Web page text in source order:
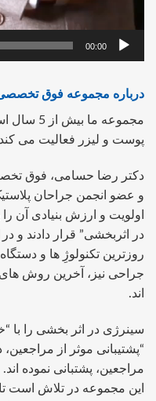
00:00
درباره مجموعه فوق
مجموعه
پوست و لیزر فعالیت می
دکتر رضا حسامی، فوق
و عضو انجمن جراحان
اولویت و ارزش بنیادی آن
در اثربخشی” قرار دادند و در
روزترین تکنولوژِ ها و
جراحی نیز، آخرین روش های
اند.
مراجعین، پشتبانی نموده اند.